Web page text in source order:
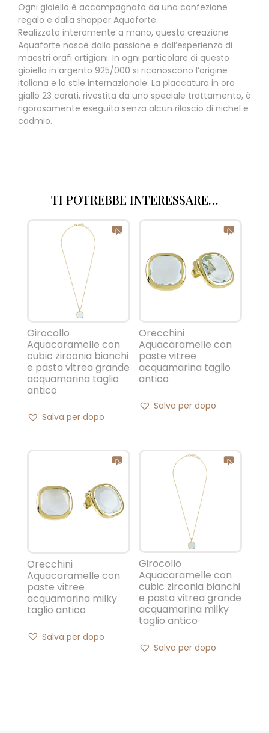
Ogni gioiello è accompagnato da una confezione
regalo e dalla shopper Aquaforte.
Realizzata interamente a mano, questa creazione
Aquaforte nasce dalla passione e dall’esperienza di
maestri orafi artigiani. In ogni particolare di questo
gioiello in argento 925/000 si riconoscono l’origine
italiana e lo stile internazionale. La placcatura in oro
giallo 23 carati, rivestita da uno speciale trattamento, è
rigorosamente eseguita senza alcun rilascio di nichel e
cadmio.
TI POTREBBE INTERESSARE…
Girocollo
Aquacaramelle con
cubic zirconia bianchi
e pasta vitrea grande
acquamarina taglio
antico
Salva per dopo
Orecchini
Aquacaramelle con
paste vitree
acquamarina taglio
antico
Salva per dopo
Orecchini
Aquacaramelle con
paste vitree
acquamarina milky
taglio antico
Salva per dopo
Girocollo
Aquacaramelle con
cubic zirconia bianchi
e pasta vitrea grande
acquamarina milky
taglio antico
Salva per dopo